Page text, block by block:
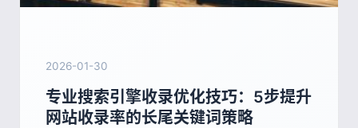
2026-01-30
专业搜索引擎收录优化技巧：5步提升
网站收录率的长尾关键词策略